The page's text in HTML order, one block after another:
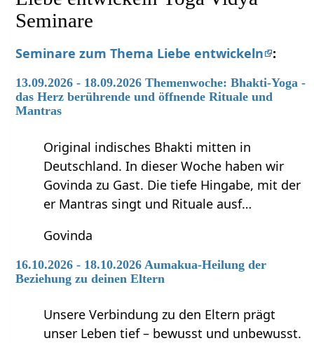
Seminare
Seminare zum Thema Liebe entwickeln :
13.09.2026 - 18.09.2026 Themenwoche: Bhakti-Yoga -
das Herz berührende und öffnende Rituale und
Mantras
Original indisches Bhakti mitten in
Deutschland. In dieser Woche haben wir
Govinda zu Gast. Die tiefe Hingabe, mit der
er Mantras singt und Rituale ausf…
Govinda
16.10.2026 - 18.10.2026 Aumakua-Heilung der
Beziehung zu deinen Eltern
Unsere Verbindung zu den Eltern prägt
unser Leben tief – bewusst und unbewusst.